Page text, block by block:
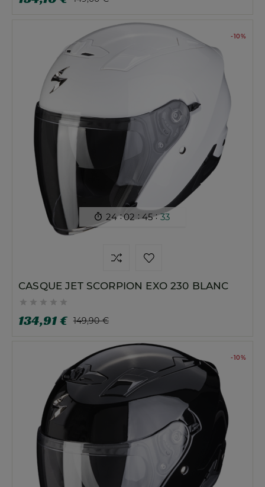
-10%
 24 :02 : 45 : 32
CASQUE JET SCORPION EXO 230 BLANC
    
134,91 € 149,90 €
-10%